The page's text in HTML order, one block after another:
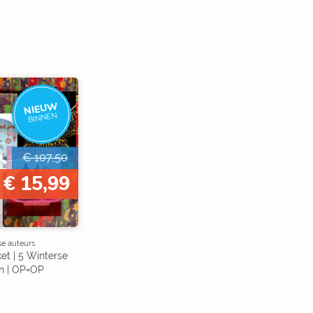
NIEUW
BINNEN
€ 107,50
€ 15,99
auteurs
| 5 Winterse
| OP=OP